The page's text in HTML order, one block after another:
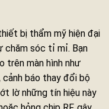
bị thẩm mỹ hiện đại
chăm sóc tỉ mỉ. Bạn
trên màn hình như
báo thay đổi bộ
lờ những tín hiệu này